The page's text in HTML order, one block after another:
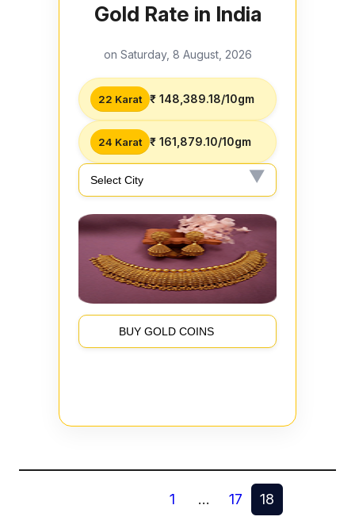
Gold Rate in India
on Saturday, 8 August, 2026
22 Karat ₹ 148,389.18/10gm
24 Karat ₹ 161,879.10/10gm
BUY GOLD COINS
1 … 17 18